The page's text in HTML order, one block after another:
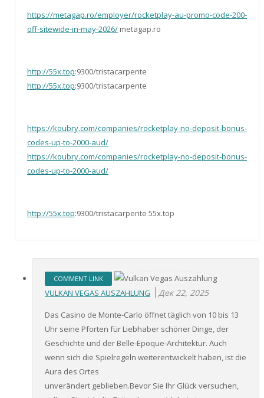
https://metagap.ro/employer/rocketplay-au-promo-code-200-
off-sitewide-in-may-2026/ metagap.ro
http://55x.top:9300/tristacarpente
http://55x.top:9300/tristacarpente
https://koubry.com/companies/rocketplay-no-deposit-bonus-
codes-up-to-2000-aud/
https://koubry.com/companies/rocketplay-no-deposit-bonus-
codes-up-to-2000-aud/
http://55x.top:9300/tristacarpente 55x.top
COMMENT LINK
VULKAN VEGAS AUSZAHLUNG Дек 22, 2025
Das Casino de Monte-Carlo öffnet täglich von 10 bis 13
Uhr seine Pforten für Liebhaber schöner Dinge, der
Geschichte und der Belle-Epoque-Architektur. Auch
wenn sich die Spielregeln weiterentwickelt haben, ist die
Aura des Ortes
unverändert geblieben.Bevor Sie Ihr Glück versuchen,